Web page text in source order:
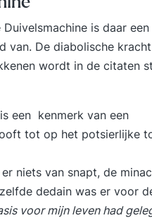
Duivelsmachine is daar een
van. De diabolische
wordt in de citaten
een kenmerk van een
tot op het potsierlijke
niets van snapt, de
dedain was er voor
voor mijn leven had